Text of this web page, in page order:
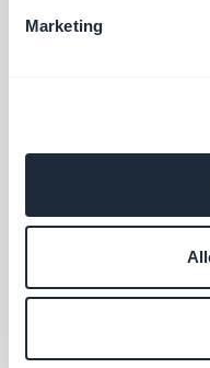
Marketing
conférence touche
membres de la
connaissances
être présentes.